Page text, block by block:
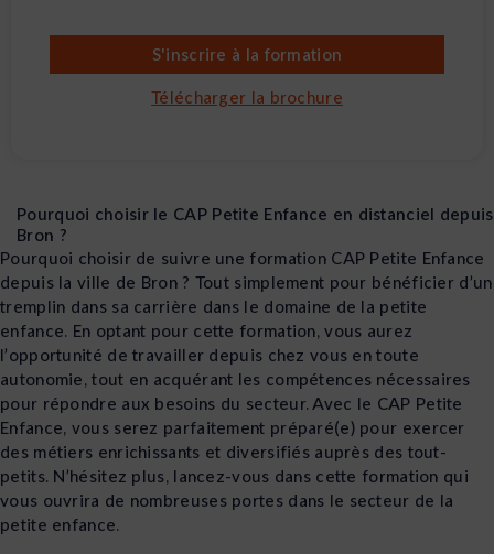
S'inscrire à la formation
Télécharger la brochure
Pourquoi choisir le CAP Petite Enfance en distanciel depuis
Bron ?
Pourquoi choisir de suivre une formation CAP Petite Enfance
depuis la ville de Bron ? Tout simplement pour bénéficier d’un
tremplin dans sa carrière dans le domaine de la petite
enfance. En optant pour cette formation, vous aurez
l’opportunité de travailler depuis chez vous en toute
autonomie, tout en acquérant les compétences nécessaires
pour répondre aux besoins du secteur. Avec le CAP Petite
Enfance, vous serez parfaitement préparé(e) pour exercer
des métiers enrichissants et diversifiés auprès des tout-
petits. N’hésitez plus, lancez-vous dans cette formation qui
vous ouvrira de nombreuses portes dans le secteur de la
petite enfance.